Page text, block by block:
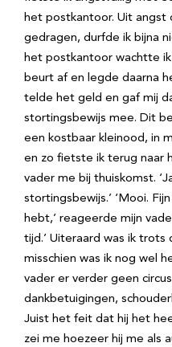
het postkantoor. Uit angst
gedragen, durfde ik bijna
het postkantoor wachtte
beurt af en legde daarna
telde het geld en gaf mij
stortingsbewijs mee. Dit
een kostbaar kleinood, in
en zo fietste ik terug naar
vader me bij thuiskomst.
stortingsbewijs.’ ‘Mooi.
hebt,’ reageerde mijn
tijd.’ Uiteraard was ik
misschien was ik nog wel
vader er verder geen
dankbetuigingen,
Juist het feit dat hij het
zei me hoezeer hij me als